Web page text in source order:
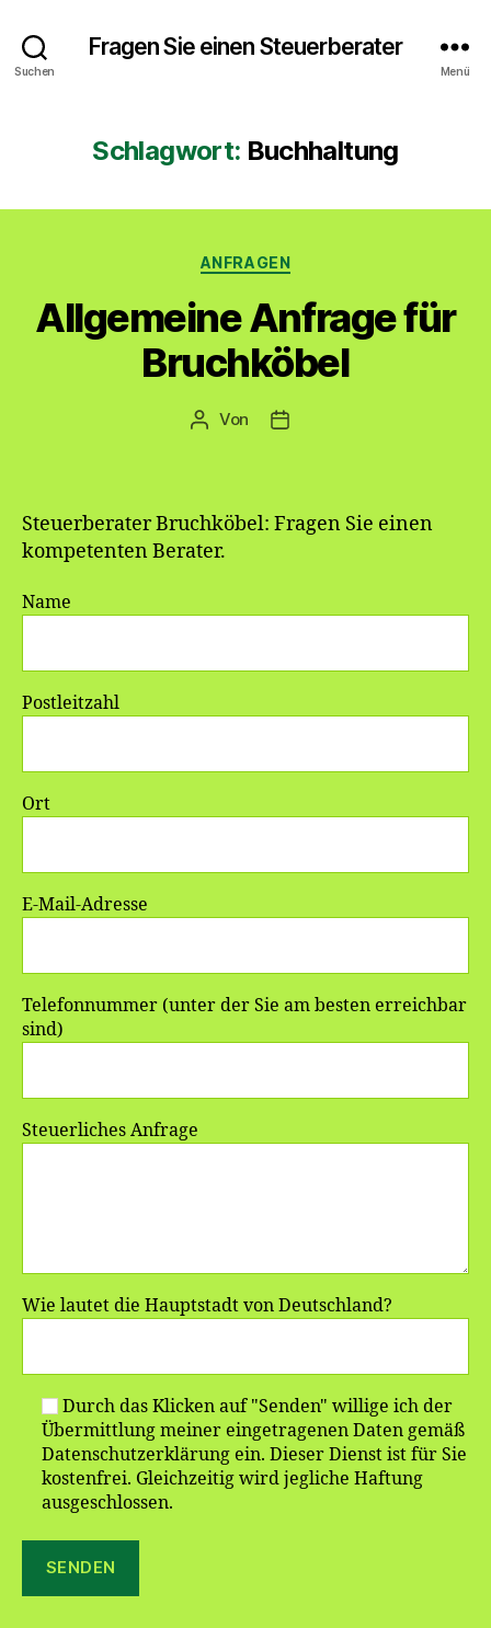
Suchen
Fragen Sie einen Steuerberater
Menü
Schlagwort: Buchhaltung
Kategorien
ANFRAGEN
Allgemeine Anfrage für
Bruchköbel
Beitragsautor
Von Veröffentlichungsdatum
Steuerberater Bruchköbel: Fragen Sie einen
kompetenten Berater.
Name
Postleitzahl
Ort
E-Mail-Adresse
Telefonnummer (unter der Sie am besten erreichbar
sind)
Steuerliches Anfrage
Wie lautet die Hauptstadt von Deutschland?
Durch das Klicken auf "Senden" willige ich der
Übermittlung meiner eingetragenen Daten gemäß
Datenschutzerklärung ein. Dieser Dienst ist für Sie
kostenfrei. Gleichzeitig wird jegliche Haftung
ausgeschlossen.